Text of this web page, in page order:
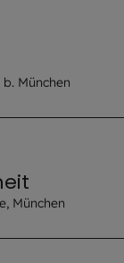
München
München